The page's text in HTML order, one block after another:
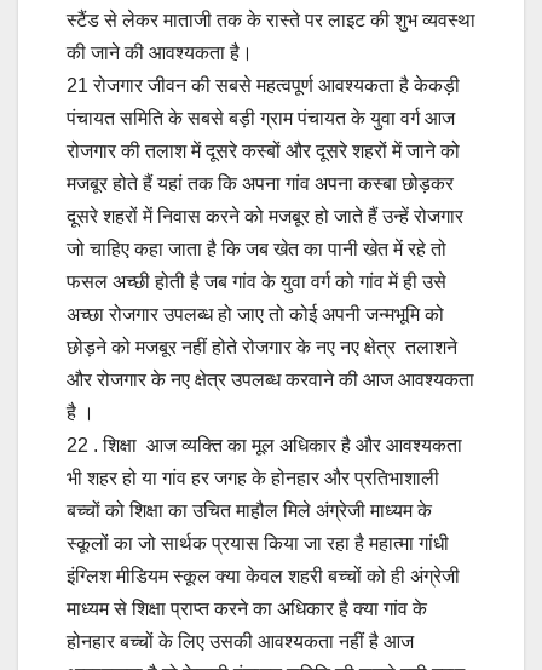
स्टैंड से लेकर माताजी तक के रास्ते पर लाइट की शुभ व्यवस्था
की जाने की आवश्यकता है।
21 रोजगार जीवन की सबसे महत्वपूर्ण आवश्यकता है केकड़ी
पंचायत समिति के सबसे बड़ी ग्राम पंचायत के युवा वर्ग आज
रोजगार की तलाश में दूसरे कस्बों और दूसरे शहरों में जाने को
मजबूर होते हैं यहां तक कि अपना गांव अपना कस्बा छोड़कर
दूसरे शहरों में निवास करने को मजबूर हो जाते हैं उन्हें रोजगार
जो चाहिए कहा जाता है कि जब खेत का पानी खेत में रहे तो
फसल अच्छी होती है जब गांव के युवा वर्ग को गांव में ही उसे
अच्छा रोजगार उपलब्ध हो जाए तो कोई अपनी जन्मभूमि को
छोड़ने को मजबूर नहीं होते रोजगार के नए नए क्षेत्र तलाशने
और रोजगार के नए क्षेत्र उपलब्ध करवाने की आज आवश्यकता
है ।
22 . शिक्षा आज व्यक्ति का मूल अधिकार है और आवश्यकता
भी शहर हो या गांव हर जगह के होनहार और प्रतिभाशाली
बच्चों को शिक्षा का उचित माहौल मिले अंग्रेजी माध्यम के
स्कूलों का जो सार्थक प्रयास किया जा रहा है महात्मा गांधी
इंग्लिश मीडियम स्कूल क्या केवल शहरी बच्चों को ही अंग्रेजी
माध्यम से शिक्षा प्राप्त करने का अधिकार है क्या गांव के
होनहार बच्चों के लिए उसकी आवश्यकता नहीं है आज